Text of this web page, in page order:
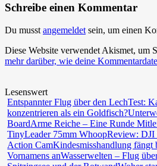
Schreibe einen Kommentar
Du musst angemeldet sein, um einen
Diese Website verwendet Akismet, um
mehr darüber, wie deine
Lesenswert
Entspannter Flug über den LechTest:
konzentrieren als ein Goldfisch?
BoardArme Reiche – Eine Runde
TinyLeader 75mm WhoopReview: DJI
Action CamKindesmisshandlung fängt
Vornamens anWasserwelten – Flug